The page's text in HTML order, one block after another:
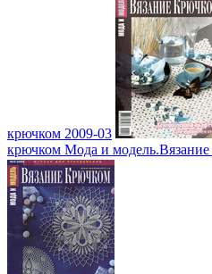
крючком 2009-03
крючком Мода и